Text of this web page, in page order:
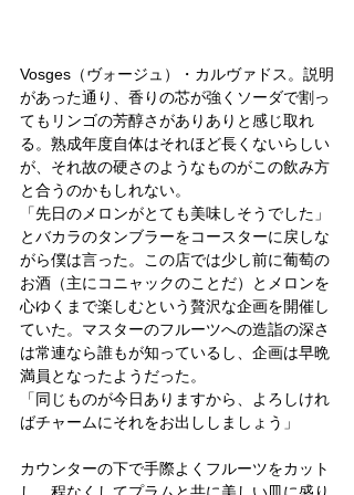
Vosges（ヴォージュ）・カルヴァドス。説明
があった通り、香りの芯が強くソーダで割っ
てもリンゴの芳醇さがありありと感じ取れ
る。熟成年度自体はそれほど長くないらしい
が、それ故の硬さのようなものがこの飲み方
と合うのかもしれない。
「先日のメロンがとても美味しそうでした」
とバカラのタンブラーをコースターに戻しな
がら僕は言った。この店では少し前に葡萄の
お酒（主にコニャックのことだ）とメロンを
心ゆくまで楽しむという贅沢な企画を開催し
ていた。マスターのフルーツへの造詣の深さ
は常連なら誰もが知っているし、企画は早晩
満員となったようだった。
「同じものが今日ありますから、よろしけれ
ばチャームにそれをお出ししましょう」
カウンターの下で手際よくフルーツをカット
し、程なくしてプラムと共に美しい皿に盛り